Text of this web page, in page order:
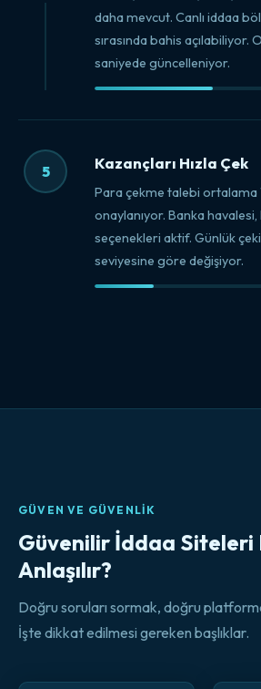
daha mevcut. Canlı iddaa
sırasında bahis açılabiliyor.
saniyede güncelleniyor.
5 Kazançları Hızla Çek
Para çekme talebi ortalama
onaylanıyor. Banka
seçenekleri aktif. Günlük
seviyesine göre değişiyor.
GÜVEN VE GÜVENLIK
Güvenilir İddaa Siteleri
Anlaşılır?
Doğru soruları sormak, doğru platforma
İşte dikkat edilmesi gereken başlıklar.